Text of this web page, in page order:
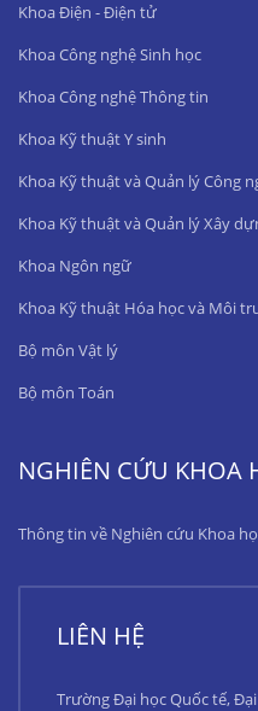
Khoa Điện - Điện tử
Khoa Công nghệ Sinh học
Khoa Công nghệ Thông tin
Khoa Kỹ thuật Y sinh
Khoa Kỹ thuật và Quản lý Công
Khoa Kỹ thuật và Quản lý Xây
Khoa Ngôn ngữ
Khoa Kỹ thuật Hóa học và Môi
Bộ môn Vật lý
Bộ môn Toán
NGHIÊN CỨU KHOA
Thông tin về Nghiên cứu Khoa
LIÊN HỆ
Trường Đại học Quốc tế,